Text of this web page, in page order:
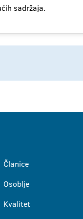
sadržaja.
Članice
Osoblje
Kvalitet